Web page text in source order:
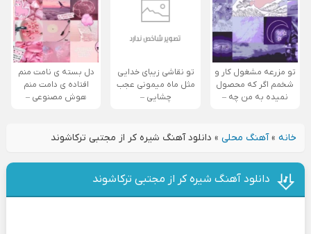
تو مزرعه مشغول کار و
شخمم اگر که محصول
نمیده به من چه –
تو نقاشی زیبای خدایی
مثل ماه میمونی عجب
چشایی –
دل بسته ی نامت منم
افتاده ی دامت منم
هوش مصنوعی –
خانه»آهنگ محلی» دانلود آهنگ شیره کر از مجتبی ترکاشوند
دانلود آهنگ شیره کر از مجتبی ترکاشوند